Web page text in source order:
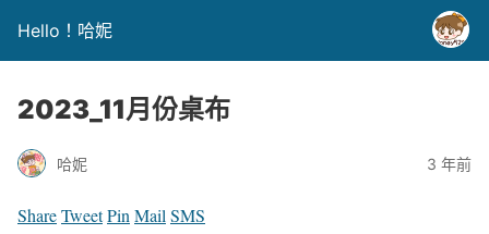
Hello！哈妮
2023_11月份桌布
哈妮 3 年前
ShareTweetPin Mail SMS